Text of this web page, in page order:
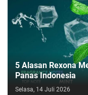
5 Alasan Rexona
Panas Indonesia
Selasa, 14 Juli 2026